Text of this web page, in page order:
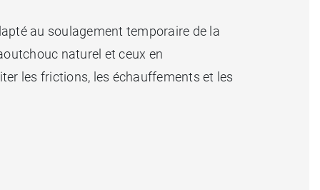
au soulagement temporaire de la
naturel et ceux en
les frictions, les échauffements et les